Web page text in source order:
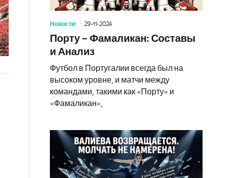
Новости 29-11-2024
Порту – Фамаликан: Составы
и Анализ
Футбол в Португалии всегда был на
высоком уровне, и матчи между
командами, такими как «Порту» и
«Фамаликан»,